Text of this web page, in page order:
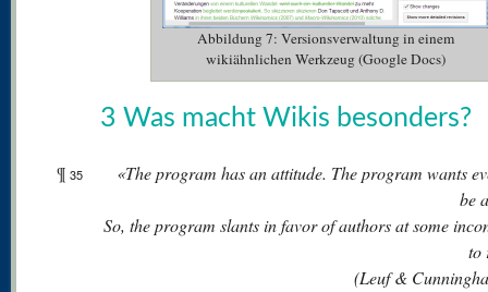
Abbildung 7: Versionsverwaltung in einem
wikiähnlichen Werkzeug (Google Docs)
3 Was macht Wikis besonders?
¶ 35
«The program has an attitude. The program wants
be
So, the program slants in favor of authors at some
to
(Leuf &